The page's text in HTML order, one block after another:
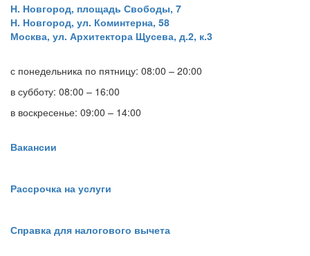
Н. Новгород, площадь Свободы, 7
Н. Новгород, ул. Коминтерна, 58
Москва, ул. Архитектора Щусева, д.2, к.3
с понедельника по пятницу: 08:00 – 20:00
в субботу: 08:00 – 16:00
в воскресенье: 09:00 – 14:00
Вакансии
Рассрочка на услуги
Справка для налогового вычета